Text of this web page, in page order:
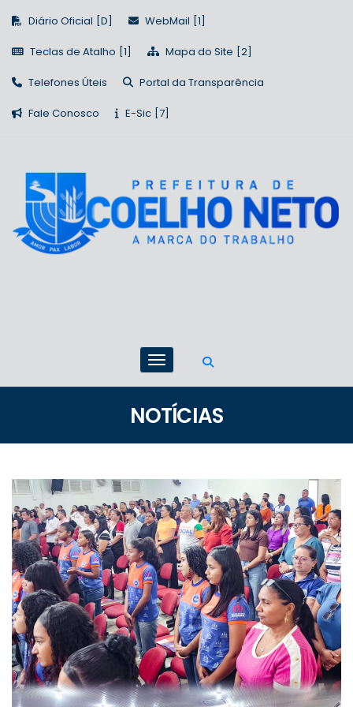
Diário Oficial WebMail
Teclas de Atalho Mapa do Site
Telefones Úteis Portal da Transparência
Fale Conosco E-Sic
NOTÍCIAS